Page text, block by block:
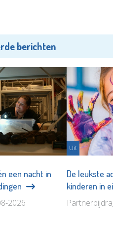
berichten
een nacht in
2026
Uit
De leukste
kinderen in